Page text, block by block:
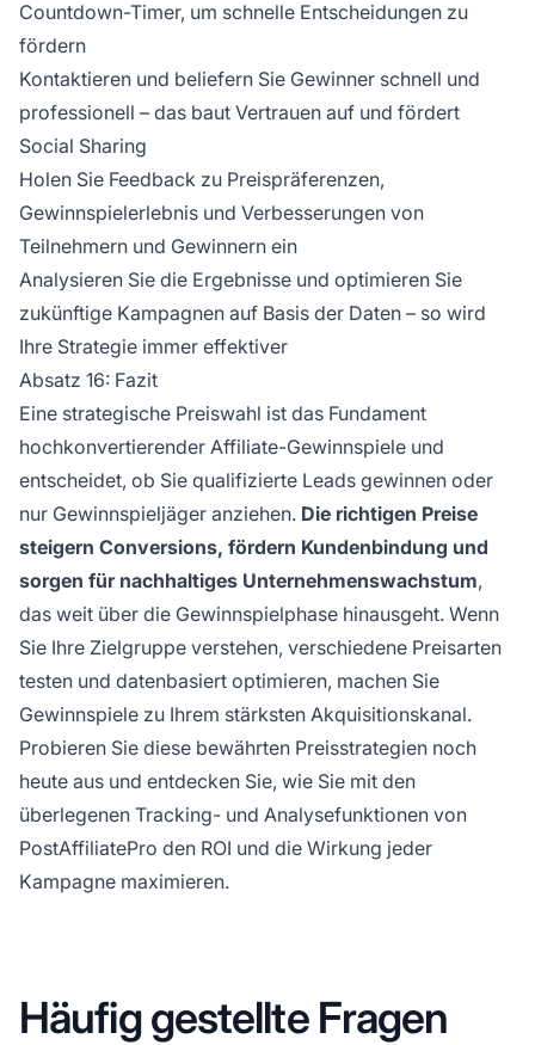
Countdown-Timer, um schnelle Entscheidungen zu
fördern
Kontaktieren und beliefern Sie Gewinner schnell und
professionell – das baut Vertrauen auf und fördert
Social Sharing
Holen Sie Feedback zu Preispräferenzen,
Gewinnspielerlebnis und Verbesserungen von
Teilnehmern und Gewinnern ein
Analysieren Sie die Ergebnisse und optimieren Sie
zukünftige Kampagnen auf Basis der Daten – so wird
Ihre Strategie immer effektiver
Absatz 16: Fazit
Eine strategische Preiswahl ist das Fundament
hochkonvertierender Affiliate-Gewinnspiele und
entscheidet, ob Sie qualifizierte Leads gewinnen oder
nur Gewinnspieljäger anziehen. Die richtigen Preise
steigern Conversions, fördern Kundenbindung und
sorgen für nachhaltiges Unternehmenswachstum,
das weit über die Gewinnspielphase hinausgeht. Wenn
Sie Ihre Zielgruppe verstehen, verschiedene Preisarten
testen und datenbasiert optimieren, machen Sie
Gewinnspiele zu Ihrem stärksten Akquisitionskanal.
Probieren Sie diese bewährten Preisstrategien noch
heute aus und entdecken Sie, wie Sie mit den
überlegenen Tracking- und Analysefunktionen von
PostAffiliatePro den ROI und die Wirkung jeder
Kampagne maximieren.
Häufig gestellte Fragen